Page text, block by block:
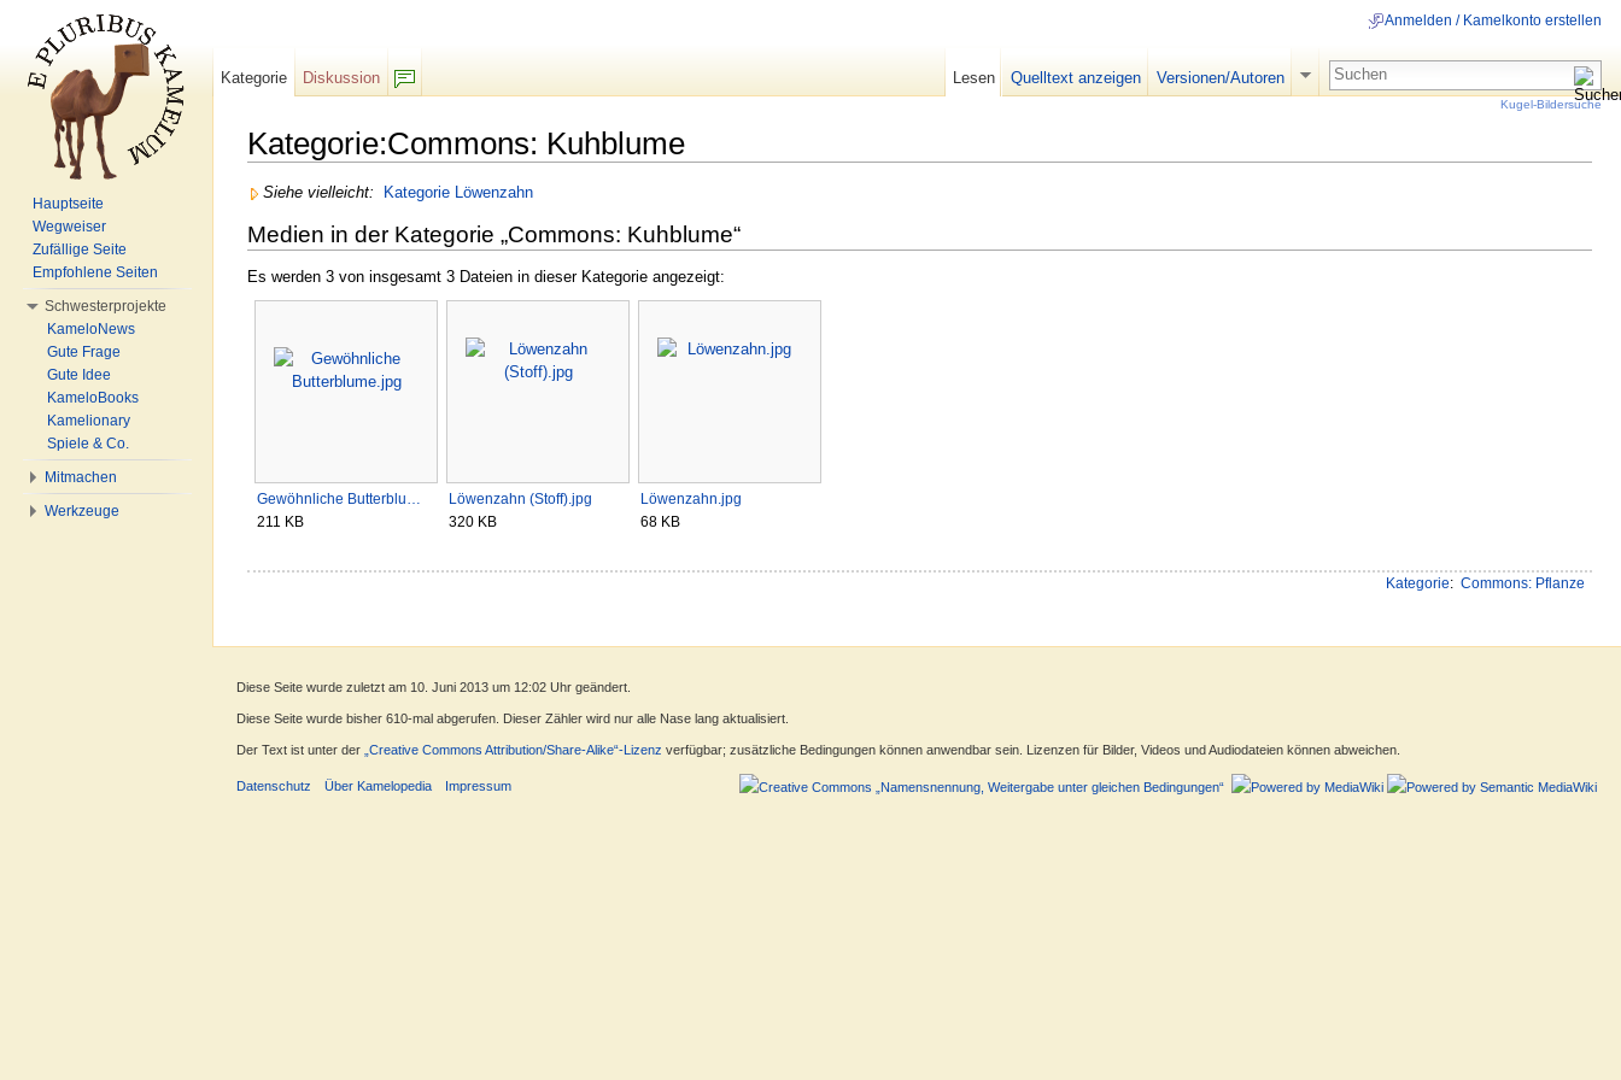
Kategorie:Commons: Kuhblume
Siehe vielleicht:
Kategorie Löwenzahn
Medien in der Kategorie „Commons: Kuhblume“
Es werden 3 von insgesamt 3 Dateien in dieser Kategorie angezeigt:
Gewöhnliche Butterblu…
211 KB
Löwenzahn (Stoff).jpg
320 KB
Löwenzahn.jpg
68 KB
Kategorie: Commons: Pflanze
Anmelden / Kamelkonto erstellen
Kategorie
Diskussion
Lesen Quelltext anzeigen Versionen/Autoren
Kugel-Bildersuche
Hauptseite
Wegweiser
Zufällige Seite
Empfohlene Seiten
Schwesterprojekte
KameloNews
Gute Frage
Gute Idee
KameloBooks
Kamelionary
Spiele & Co.
Mitmachen
Werkzeuge
Diese Seite wurde zuletzt am 10. Juni 2013 um 12:02 Uhr geändert.
Diese Seite wurde bisher 610-mal abgerufen. Dieser Zähler wird nur alle Nase lang aktualisiert.
Der Text ist unter der „Creative Commons Attribution/Share-Alike“-Lizenz verfügbar; zusätzliche Bedingungen können anwendbar sein. Lizenzen für Bilder, Videos und Audiodateien können abweichen.
Datenschutz Über Kamelopedia Impressum